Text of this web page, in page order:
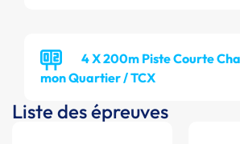
4 X 200m Piste Courte
mon Quartier / TCX
Liste des épreuves